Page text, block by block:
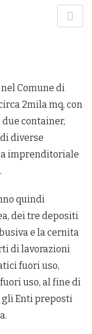
Comune di
2mila mq, con
container,
diverse
imprenditoriale
quindi
dei tre depositi
e la cernita
di lavorazioni
fuori uso,
uso, al fine di
Enti preposti